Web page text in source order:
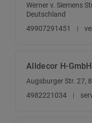
Werner v. Siemens
Deutschland
49907291451
Alldecor H-GmbH
Augsburger Str. 27,
4982221034